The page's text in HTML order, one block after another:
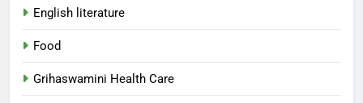
English literature
Food
Grihaswamini Health Care